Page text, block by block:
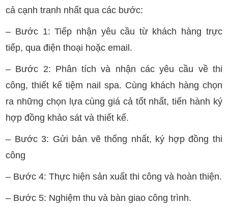
cả cạnh tranh nhất qua các bước:
– Bước 1: Tiếp nhận yêu cầu từ khách hàng trực
tiếp, qua điện thoại hoặc email.
– Bước 2: Phân tích và nhận các yêu cầu về thi
công, thiết kế tiệm nail spa. Cùng khách hàng chọn
ra những chọn lựa cùng giá cả tốt nhất, tiến hành ký
hợp đồng khảo sát và thiết kế.
– Bước 3: Gửi bản vẽ thống nhất, ký hợp đồng thi
công
– Bước 4: Thực hiện sản xuất thi công và hoàn thiện.
– Bước 5: Nghiệm thu và bàn giao công trình.